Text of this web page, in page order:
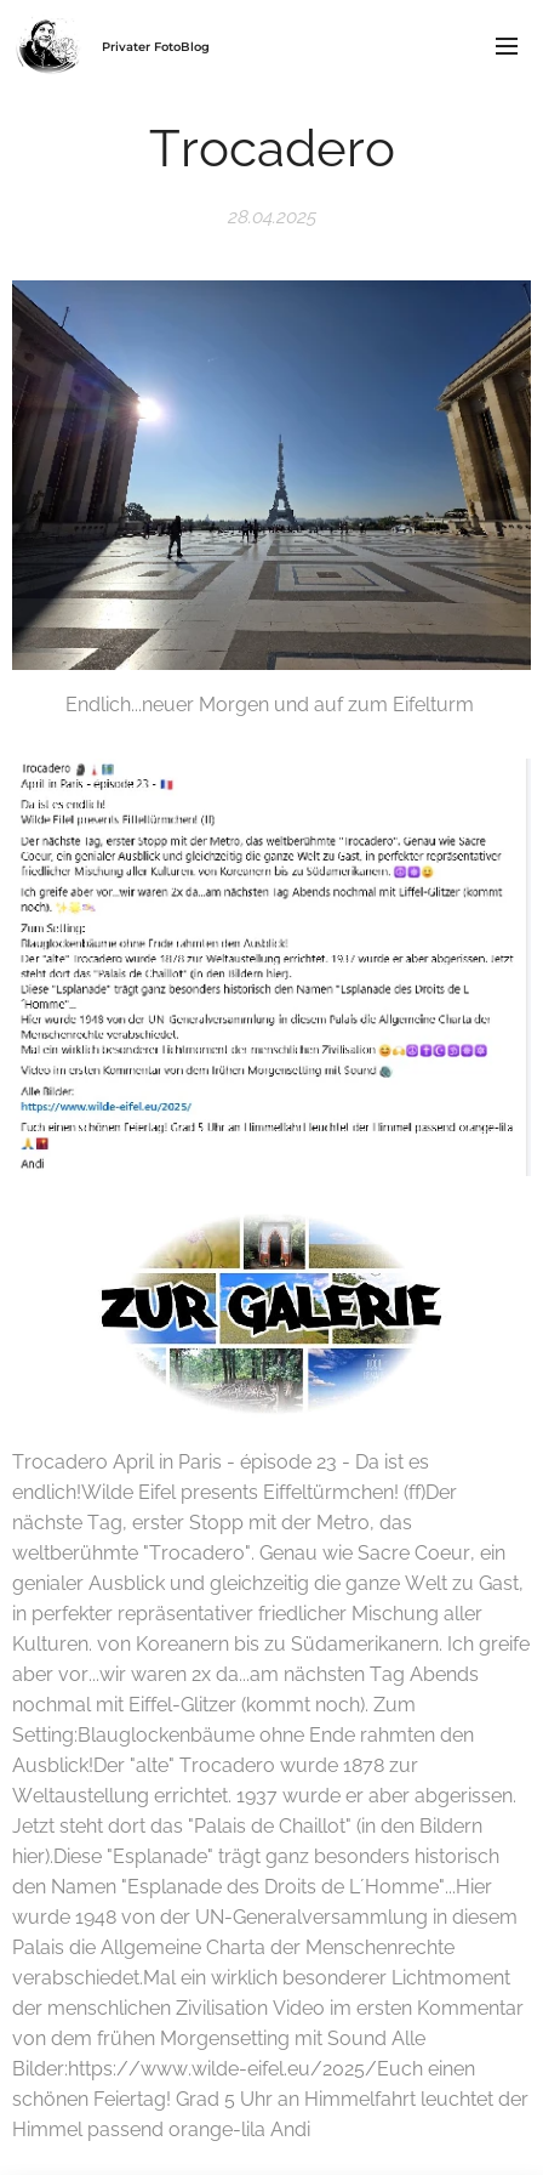
Privater FotoBlog
Trocadero
28.04.2025
Endlich...neuer Morgen und auf zum Eifelturm
Trocadero April in Paris - épisode 23 - Da ist es
endlich!Wilde Eifel presents Eiffeltürmchen! (ff)Der
nächste Tag, erster Stopp mit der Metro, das
weltberühmte "Trocadero". Genau wie Sacre Coeur, ein
genialer Ausblick und gleichzeitig die ganze Welt zu Gast,
in perfekter repräsentativer friedlicher Mischung aller
Kulturen. von Koreanern bis zu Südamerikanern. Ich greife
aber vor...wir waren 2x da...am nächsten Tag Abends
nochmal mit Eiffel-Glitzer (kommt noch). Zum
Setting:Blauglockenbäume ohne Ende rahmten den
Ausblick!Der "alte" Trocadero wurde 1878 zur
Weltaustellung errichtet. 1937 wurde er aber abgerissen.
Jetzt steht dort das "Palais de Chaillot" (in den Bildern
hier).Diese "Esplanade" trägt ganz besonders historisch
den Namen "Esplanade des Droits de L´Homme"...Hier
wurde 1948 von der UN-Generalversammlung in diesem
Palais die Allgemeine Charta der Menschenrechte
verabschiedet.Mal ein wirklich besonderer Lichtmoment
der menschlichen Zivilisation Video im ersten Kommentar
von dem frühen Morgensetting mit Sound Alle
Bilder:https://www.wilde-eifel.eu/2025/Euch einen
schönen Feiertag! Grad 5 Uhr an Himmelfahrt leuchtet der
Himmel passend orange-lila Andi